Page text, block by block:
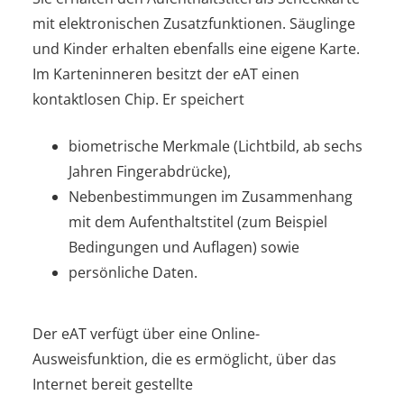
mit elektronischen Zusatzfunktionen. Säuglinge
und Kinder erhalten ebenfalls eine eigene Karte.
Im Karteninneren besitzt der eAT einen
kontaktlosen Chip. Er speichert
biometrische Merkmale (Lichtbild, ab sechs
Jahren Fingerabdrücke),
Nebenbestimmungen im Zusammenhang
mit dem Aufenthaltstitel (zum Beispiel
Bedingungen und Auflagen) sowie
persönliche Daten.
Der eAT verfügt über eine Online-
Ausweisfunktion, die es ermöglicht, über das
Internet bereit gestellte